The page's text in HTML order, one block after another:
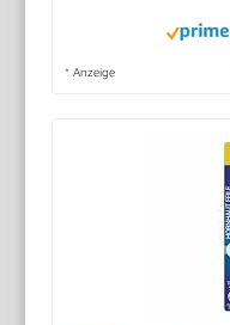
* Anzeige